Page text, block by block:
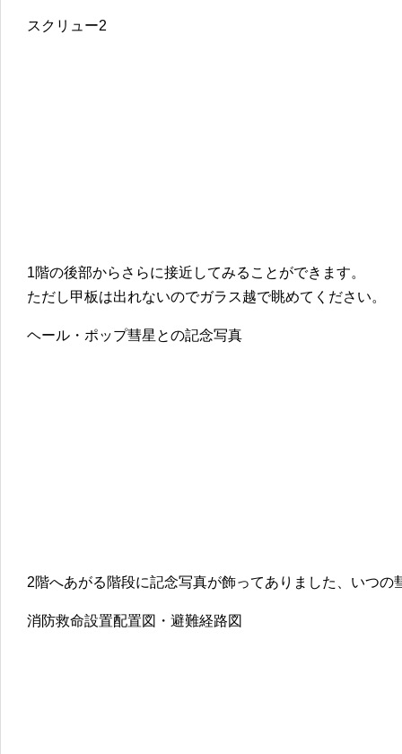
スクリュー2
1階の後部からさらに接近してみることができます。
ただし甲板は出れないのでガラス越で眺めてください。
ヘール・ポップ彗星との記念写真
2階へあがる階段に記念写真が飾ってありました、いつの
消防救命設置配置図・避難経路図